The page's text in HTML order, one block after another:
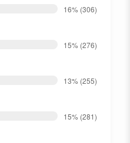
16% (306)
15% (276)
13% (255)
15% (281)